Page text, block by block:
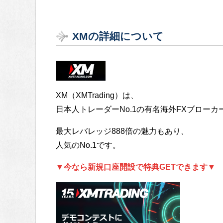
XMの詳細について
XM（XMTrading）は、
日本人トレーダーNo.1の有名海外FXブローカ
最大レバレッジ888倍の魅力もあり、
人気のNo.1です。
▼今なら新規口座開設で特典GETできます▼